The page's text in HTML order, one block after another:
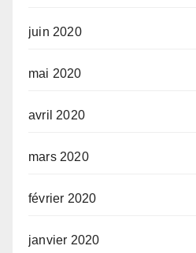
juin 2020
mai 2020
avril 2020
mars 2020
février 2020
janvier 2020